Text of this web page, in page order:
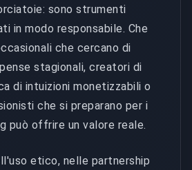
sono strumenti
in modo responsabile. Che
che cercano di
stagionali, creatori di
di intuizioni monetizzabili o
che si preparano per i
può offrire un valore reale.
etico, nelle partnership